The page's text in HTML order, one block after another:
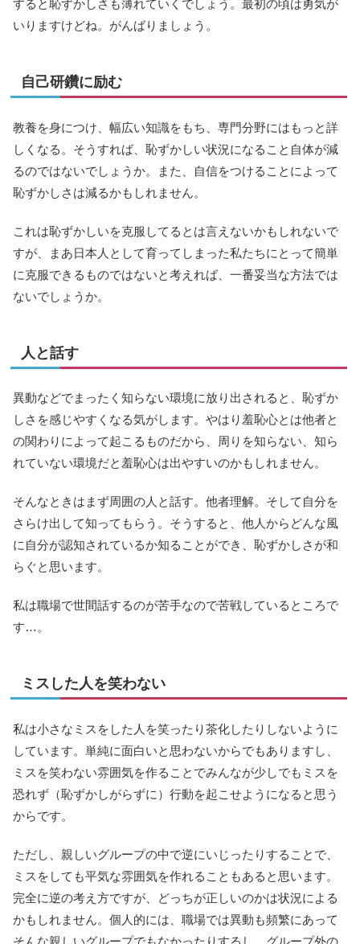
すると恥ずかしさも薄れていくでしょう。最初の頃は勇気が
いりますけどね。がんばりましょう。
自己研鑽に励む
教養を身につけ、幅広い知識をもち、専門分野にはもっと詳
しくなる。そうすれば、恥ずかしい状況になること自体が減
るのではないでしょうか。また、自信をつけることによって
恥ずかしさは減るかもしれません。
これは恥ずかしいを克服してるとは言えないかもしれないで
すが、まあ日本人として育ってしまった私たちにとって簡単
に克服できるものではないと考えれば、一番妥当な方法では
ないでしょうか。
人と話す
異動などでまったく知らない環境に放り出されると、恥ずか
しさを感じやすくなる気がします。やはり羞恥心とは他者と
の関わりによって起こるものだから、周りを知らない、知ら
れていない環境だと羞恥心は出やすいのかもしれません。
そんなときはまず周囲の人と話す。他者理解。そして自分を
さらけ出して知ってもらう。そうすると、他人からどんな風
に自分が認知されているか知ることができ、恥ずかしさが和
らぐと思います。
私は職場で世間話するのが苦手なので苦戦しているところで
す…。
ミスした人を笑わない
私は小さなミスをした人を笑ったり茶化したりしないように
しています。単純に面白いと思わないからでもありますし、
ミスを笑わない雰囲気を作ることでみんなが少しでもミスを
恐れず（恥ずかしがらずに）行動を起こせようになると思う
からです。
ただし、親しいグループの中で逆にいじったりすることで、
ミスをしても平気な雰囲気を作れることもあると思います。
完全に逆の考え方ですが、どっちが正しいのかは状況による
かもしれません。個人的には、職場では異動も頻繁にあって